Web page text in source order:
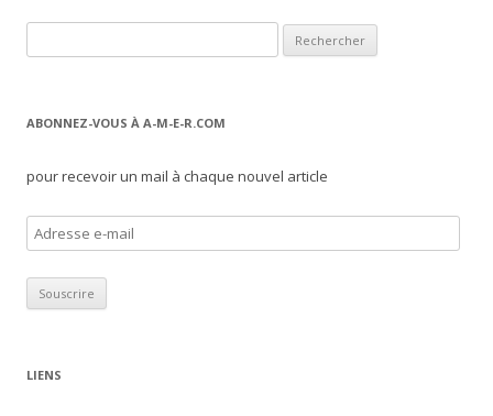
ABONNEZ-VOUS À A-M-E-R.COM
pour recevoir un mail à chaque nouvel article
d
r
e
LIENS